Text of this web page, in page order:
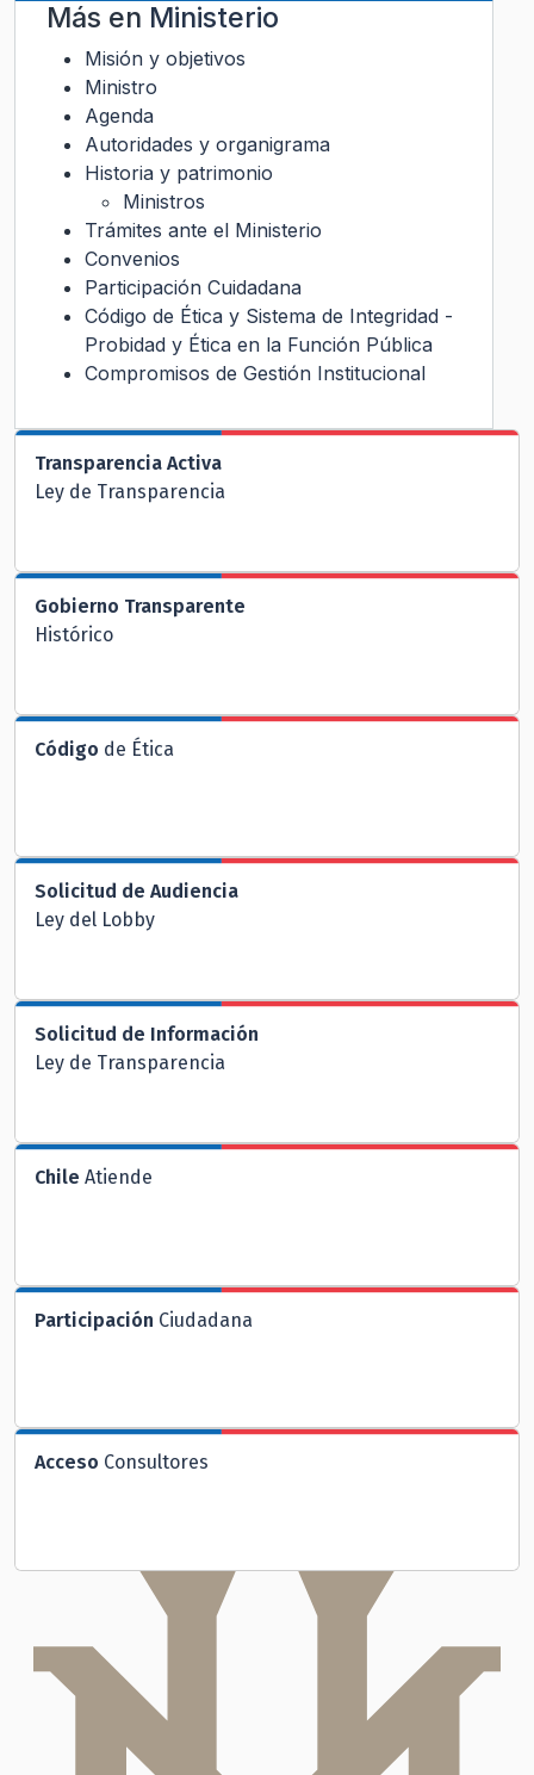
Más en Ministerio
Misión y objetivos
Ministro
Agenda
Autoridades y organigrama
Historia y patrimonio
Ministros
Trámites ante el Ministerio
Convenios
Participación Cuidadana
Código de Ética y Sistema de Integridad -
Probidad y Ética en la Función Pública
Compromisos de Gestión Institucional
Transparencia Activa
Ley de Transparencia
Gobierno Transparente
Histórico
Código de Ética
Solicitud de Audiencia
Ley del Lobby
Solicitud de Información
Ley de Transparencia
Chile Atiende
Participación Ciudadana
Acceso Consultores